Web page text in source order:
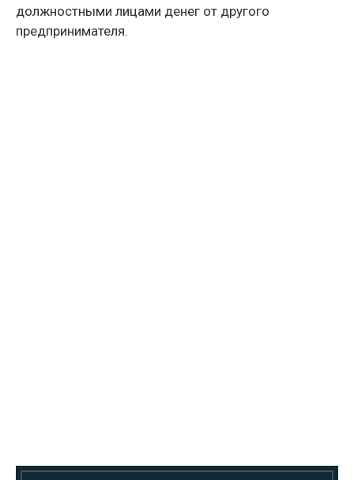
должностными лицами денег от другого
предпринимателя.